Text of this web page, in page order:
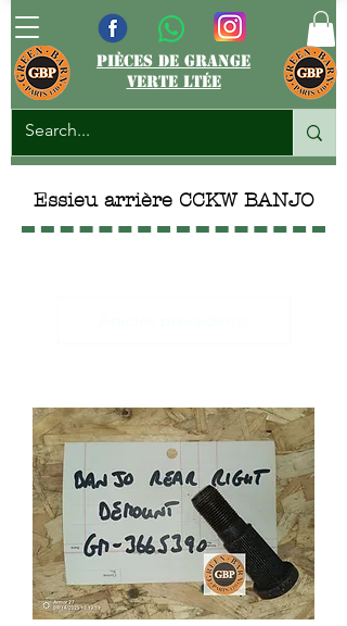
pièces de grange
verte ltée
Essieu arrière CCKW BANJO